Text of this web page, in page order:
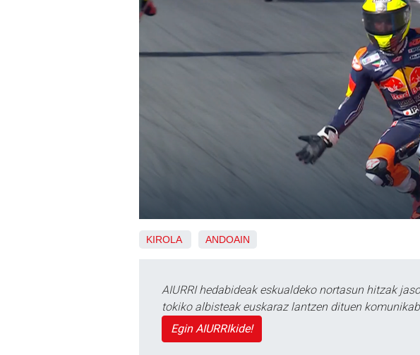
KIROLA ANDOAIN
AIURRI hedabideak eskualdeko nortasun hitzak
tokiko albisteak euskaraz lantzen dituen
Egin AIURRIkide!